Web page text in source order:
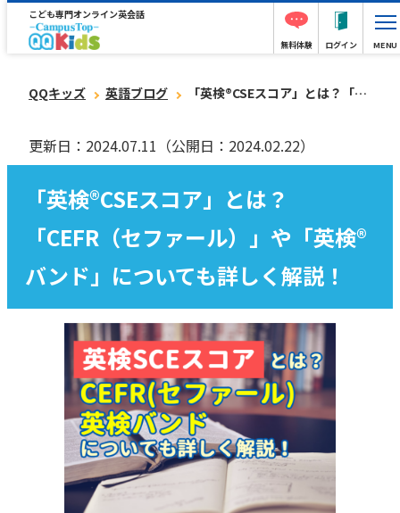
こども専門オンライン英会話
無料体験 ログイン MENU
QQキッズ 英語ブログ 「英検®︎CSEスコア」とは？「CEFR（セファール）」や「英検®︎バンド」についても詳しく解説！
更新日：2024.07.11 （公開日：2024.02.22）
「英検®︎CSEスコア」とは？
「CEFR（セファール）」や「英検®︎
バンド」についても詳しく解説！